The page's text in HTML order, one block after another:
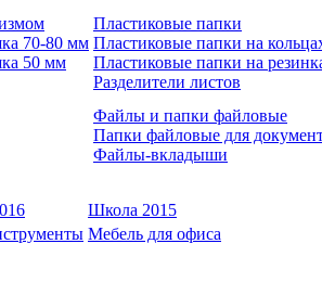
70-80 мм
50 мм
Пластиковые папки
Пластиковые папки на
Пластиковые папки на
Разделители листов
Файлы и папки файловые
Папки файловые для
Файлы-вкладыши
Школа 2015
Мебель для офиса